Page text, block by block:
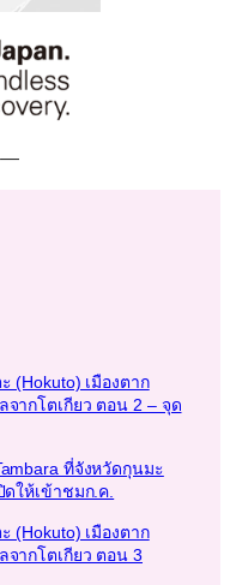
(Hokuto) เมืองตาก
ากโตเกียว ตอน 2 – จุด
ที่จังหวัดกุนมะ
ดให้เข้าชมก.ค.
(Hokuto) เมืองตาก
ากโตเกียว ตอน 3